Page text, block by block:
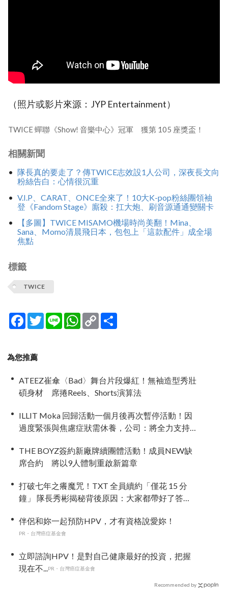
（照片或影片來源：JYP Entertainment）
TWICE 蟬聯《Show! 音樂中心》冠軍 獲第 105 座獎盃！
相關新聞
隊長真的要走了？傳TWICE志效設1人公司，深夜長文向
粉絲告白：心情很沉重
V.I.P、CARAT、ONCE全來了！10大K-pop粉絲團領袖
登《Fandom Stage》廝殺：扛大炮、刷音源通通變關卡
【多圖】TWICE MISAMO機場時尚美翻！Mina、
Sana、Momo清晨飛日本，包包上「這款配件」成全場
焦點
標籤
TWICE
Facebook
TwitterLine WhatsApp
Copy
Link
為您推薦
ATEEZ崔傘〈Bad〉舞台片段爆紅！無袖造型秀壯
碩身材 席捲Reels、Shorts演算法
ILLIT Moka 回歸活動一個月後再次暫停活動！因
過度緊張與焦慮症狀需休養，公司：將全力支持
THE BOYZ簽約新廠牌續團體活動！成員NEW缺
席合約 將以9人體制重啟新篇章
打破七年之癢魔咒！TXT 全員續約「僅花 15 分
鐘」 隊長秀彬揭秘背後原因：大家都帶好了答
伴侶和妳一起預防HPV，才有資格說愛妳！
PR・台灣癌症基金會
立即諮詢HPV！是對自己健康最好的投資，把握
現在不...PR・台灣癌症基金會
Recommended by